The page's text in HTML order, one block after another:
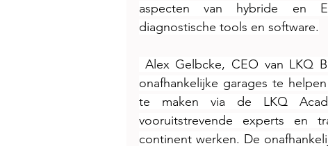
aspecten van hybride en
diagnostische tools en software.
Alex Gelbcke, CEO van LKQ
onafhankelijke garages te
te maken via de LKQ
vooruitstrevende experts en
continent werken. De